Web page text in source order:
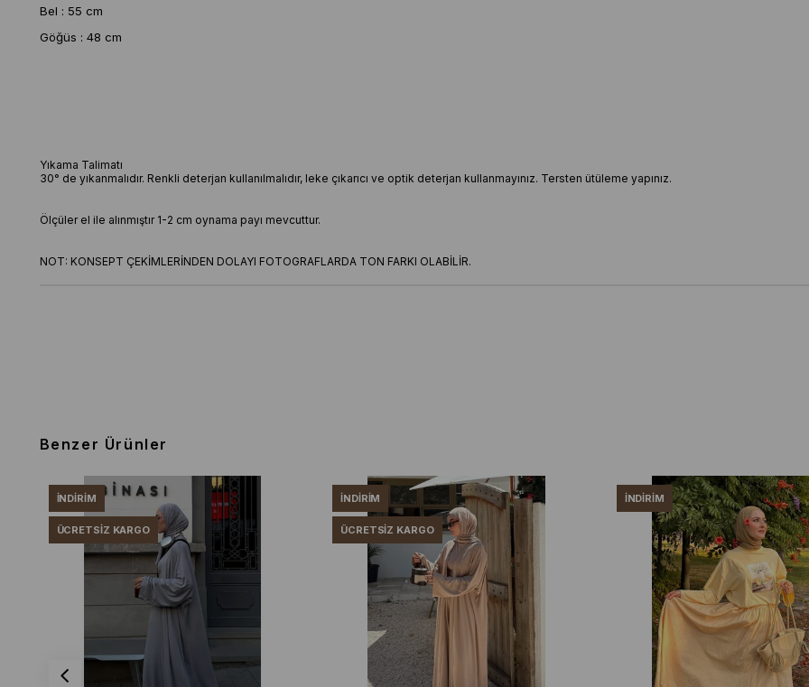
Bel : 55 cm
Göğüs : 48 cm
Yıkama Talimatı
30° de yıkanmalıdır. Renkli deterjan kullanılmalıdır, leke çıkarıcı ve optik deterjan kullanmayınız. Tersten ütüleme yapınız.
Ölçüler el ile alınmıştır 1-2 cm oynama payı mevcuttur.
NOT: KONSEPT ÇEKİMLERİNDEN DOLAYI FOTOGRAFLARDA TON FARKI OLABİLİR.
Benzer Ürünler
İNDIRIM
ÜCRETSIZ KARGO
İNDIRIM
ÜCRETSIZ KARGO
İNDIRIM